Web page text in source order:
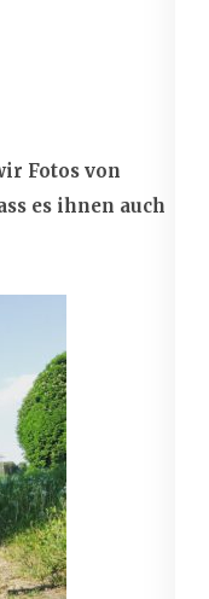
Fotos von
es ihnen auch